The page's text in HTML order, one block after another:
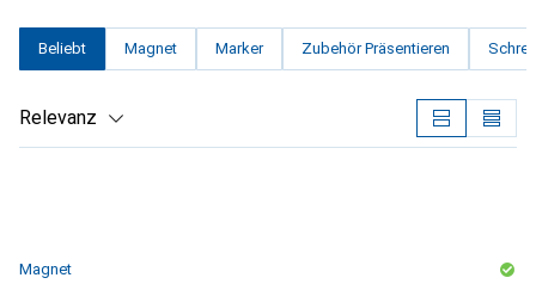
Beliebt Magnet Marker Zubehör Präsentieren
Relevanz
Magnet